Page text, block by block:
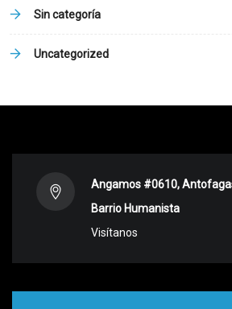
Sin categoría
Uncategorized
Angamos #0610,
Barrio Humanista
Visítanos